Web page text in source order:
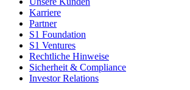
Karriere
Partner
S1 Foundation
S1 Ventures
Rechtliche Hinweise
Sicherheit & Compliance
Investor Relations